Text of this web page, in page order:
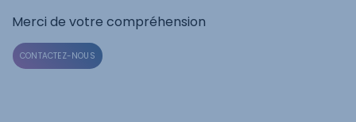
Merci de votre compréhension
CONTACTEZ-NOUS